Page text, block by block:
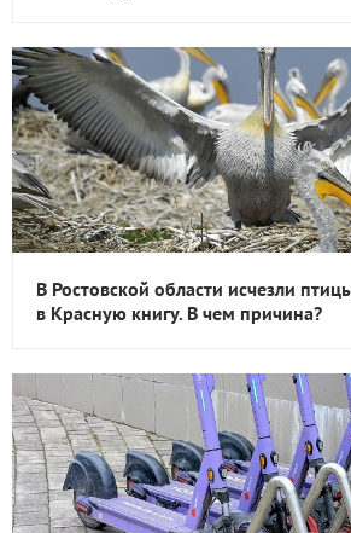
В Ростовской области исчезли
в Красную книгу. В чем причина?